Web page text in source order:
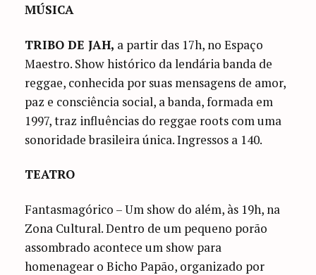
MÚSICA
TRIBO DE JAH, a partir das 17h, no Espaço
Maestro. Show histórico da lendária banda de
reggae, conhecida por suas mensagens de amor,
paz e consciência social, a banda, formada em
1997, traz influências do reggae roots com uma
sonoridade brasileira única. Ingressos a 140.
TEATRO
Fantasmagórico – Um show do além, às 19h, na
Zona Cultural. Dentro de um pequeno porão
assombrado acontece um show para
homenagear o Bicho Papão, organizado por